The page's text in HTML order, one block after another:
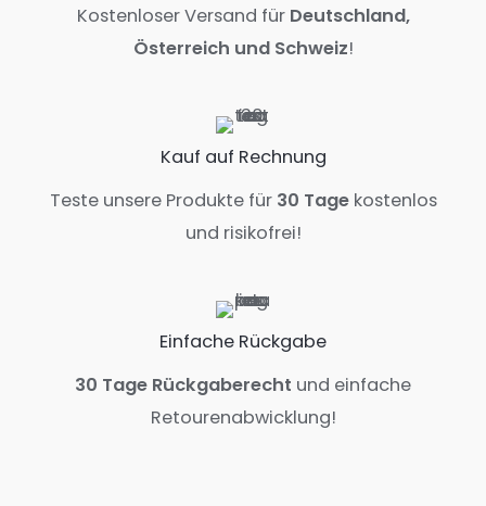
Kostenloser Versand für Deutschland,
Österreich und Schweiz!
Kauf auf Rechnung
Teste unsere Produkte für 30 Tagekostenlos
und risikofrei!
Einfache Rückgabe
30 Tage Rückgaberecht und einfache
Retourenabwicklung!